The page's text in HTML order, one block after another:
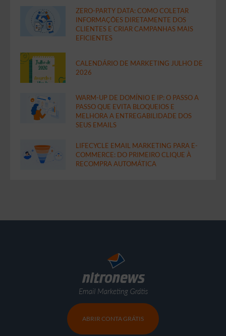
ZERO-PARTY DATA: COMO COLETAR
INFORMAÇÕES DIRETAMENTE DOS
CLIENTES E CRIAR CAMPANHAS MAIS
EFICIENTES
CALENDÁRIO DE MARKETING JULHO DE
2026
WARM-UP DE DOMÍNIO E IP: O PASSO A
PASSO QUE EVITA BLOQUEIOS E
MELHORA A ENTREGABILIDADE DOS
SEUS EMAILS
LIFECYCLE EMAIL MARKETING PARA E-
COMMERCE: DO PRIMEIRO CLIQUE À
RECOMPRA AUTOMÁTICA
ABRIR CONTA GRÁTIS